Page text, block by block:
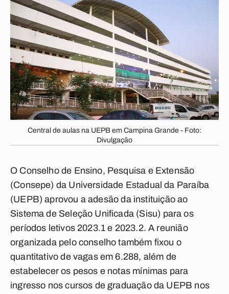
Central de aulas na UEPB em Campina Grande - Foto:
Divulgação
O Conselho de Ensino, Pesquisa e Extensão
(Consepe) da Universidade Estadual da Paraíba
(UEPB) aprovou a adesão da instituição ao
Sistema de Seleção Unificada (Sisu) para os
períodos letivos 2023.1 e 2023.2. A reunião
organizada pelo conselho também fixou o
quantitativo de vagas em 6.288, além de
estabelecer os pesos e notas mínimas para
ingresso nos cursos de graduação da UEPB nos